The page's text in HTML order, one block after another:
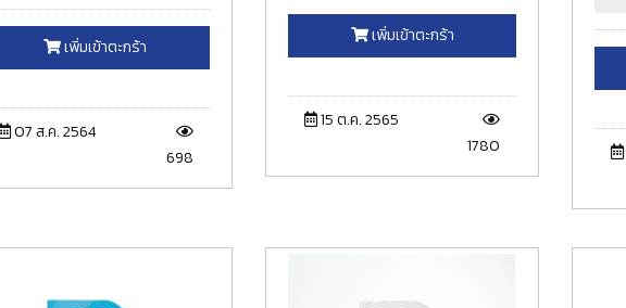
เพิ่มเข้าตะกร้า
07 ส.ค. 2564
698
เพิ่มเข้าตะกร้า
15 ต.ค. 2565
1780